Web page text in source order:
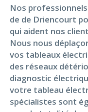
Nos
de de Driencourt
qui aident nos
Nous nous
vos tableaux
des réseaux
diagnostic
votre tableau
spécialistes sont